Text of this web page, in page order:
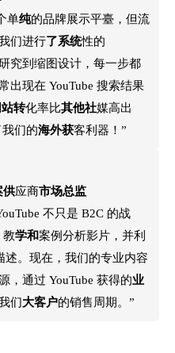
单纯的品牌展示平臺，但流
们进行了系统性的
究到缩图设计，每一步都
出现在 YouTube 搜索结果
站转化率比其他社媒高出
我们的海外获客利器！”
供应商市场总监
不只是 B2C 的战
教学和案例分析影片，并利
述。现在，我们的专业内容
，通过 YouTube 获得的业
们大客户的销售周期。”